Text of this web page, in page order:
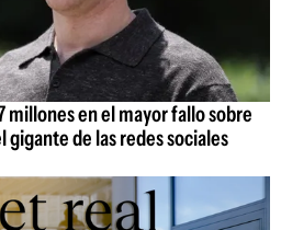
millones en el mayor fallo sobre
de las redes sociales